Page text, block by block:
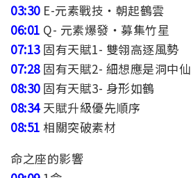
03:30 E-元素戰技・朝起鶴雲
06:01 Q- 元素爆發・募集竹星
07:13 固有天賦1- 雙翎高逐風勢
07:28固有天賦2- 細想應是洞中仙
08:30固有天賦3- 身形如鶴
08:34天賦升級優先順序
08:51 相關突破素材
命之座的影響